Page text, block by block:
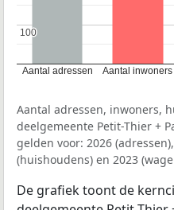
Aantal adressen Aantal inwoners
100
100
Aantal adressen, inwoners,
deelgemeente Petit-Thier +
gelden voor: 2026
(huishoudens) en 2023
De grafiek toont de